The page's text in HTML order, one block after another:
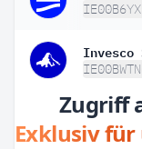
Zugriff
Exklusiv